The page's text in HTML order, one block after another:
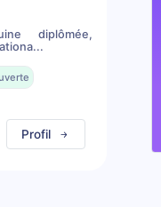
diplômée,
Profil